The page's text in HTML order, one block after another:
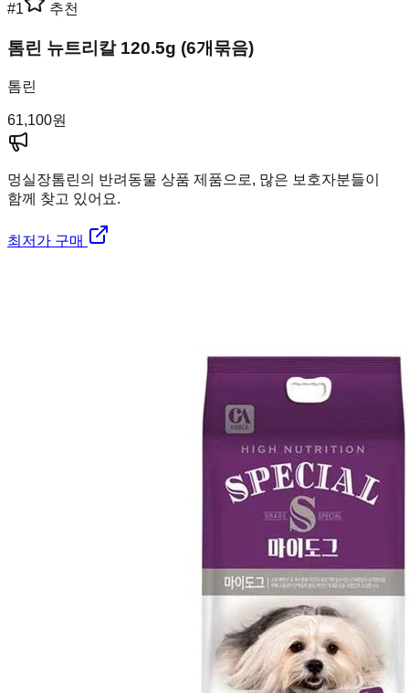
#1 추천
톰린 뉴트리칼 120.5g (6개묶음)
톰린
61,100원
멍실장톰린의 반려동물 상품 제품으로, 많은 보호자분들이
함께 찾고 있어요.
최저가 구매